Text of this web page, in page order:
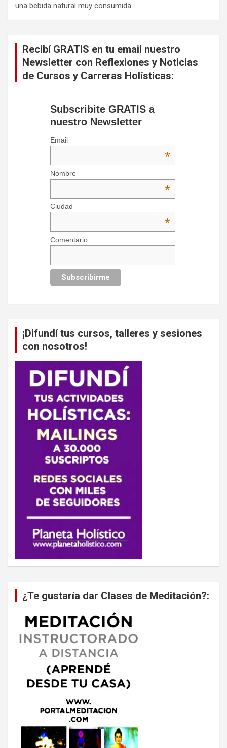
una bebida natural muy consumida…
Recibí GRATIS en tu email nuestro
Newsletter con Reflexiones y Noticias
de Cursos y Carreras Holísticas:
Subscribite GRATIS a
nuestro Newsletter
Email
*
Nombre
*
Ciudad
*
Comentario
¡Difundí tus cursos, talleres y sesiones
con nosotros!
¿Te gustaría dar Clases de Meditación?: